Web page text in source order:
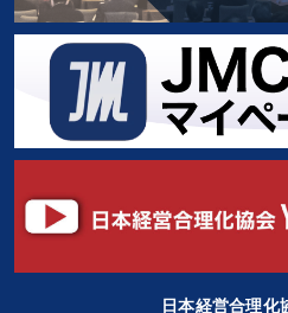
日本経営合理化